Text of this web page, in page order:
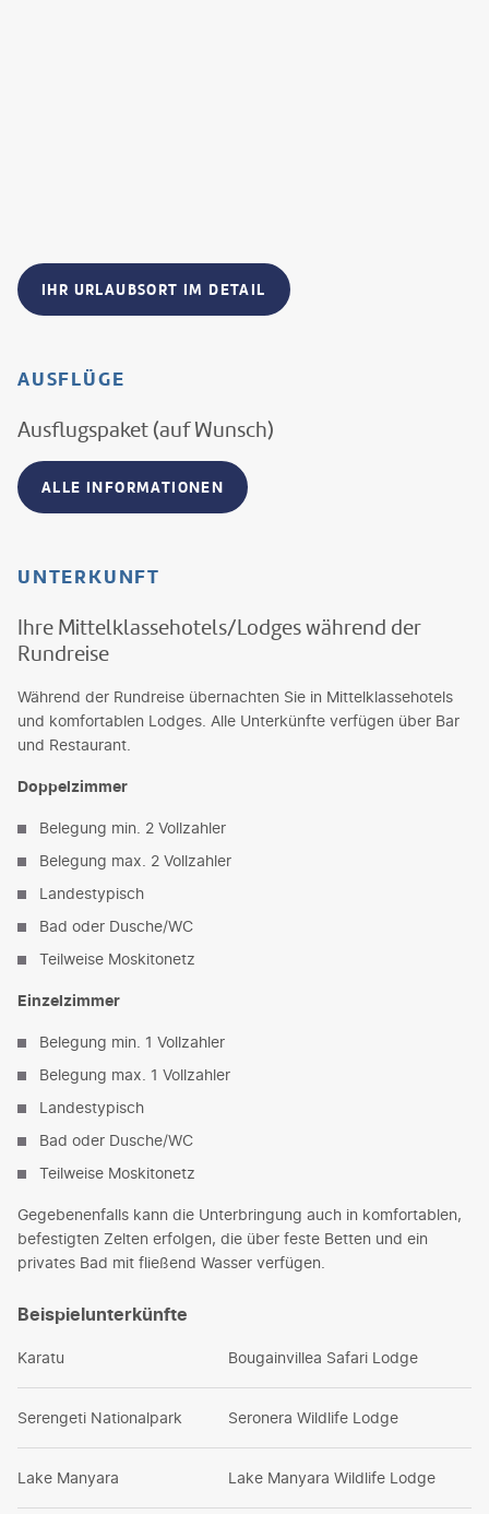
IHR URLAUBSORT IM DETAIL
AUSFLÜGE
Ausflugspaket (auf Wunsch)
ALLE INFORMATIONEN
UNTERKUNFT
Ihre Mittelklassehotels/Lodges während der
Rundreise
Während der Rundreise übernachten Sie in Mittelklassehotels
und komfortablen Lodges. Alle Unterkünfte verfügen über Bar
und Restaurant.
Doppelzimmer
Belegung min. 2 Vollzahler
Belegung max. 2 Vollzahler
Landestypisch
Bad oder Dusche/WC
Teilweise Moskitonetz
Einzelzimmer
Belegung min. 1 Vollzahler
Belegung max. 1 Vollzahler
Landestypisch
Bad oder Dusche/WC
Teilweise Moskitonetz
Gegebenenfalls kann die Unterbringung auch in komfortablen,
befestigten Zelten erfolgen, die über feste Betten und ein
privates Bad mit fließend Wasser verfügen.
Beispielunterkünfte
Karatu Bougainvillea Safari Lodge
Serengeti Nationalpark Seronera Wildlife Lodge
Lake Manyara Lake Manyara Wildlife Lodge